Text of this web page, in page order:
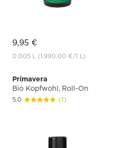
9,95 €
0.005 L (1.990,00 €/1 L)
Primavera
Bio Kopfwohl, Roll-On
5.0 (1)